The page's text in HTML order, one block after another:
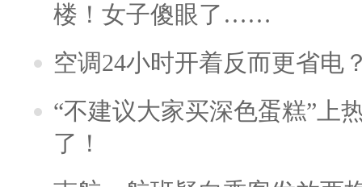
楼！女子傻眼了……
空调24小时开着反而更省电
“不建议大家买深色蛋糕”上
了！